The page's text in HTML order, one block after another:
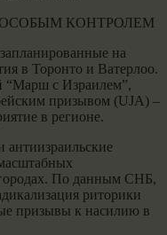
КОНТРОЛЕМ
на
в Торонто и Ватерлоо.
“Марш с Израилем”,
призывом (UJA) –
в регионе.
антиизраильские
По данным СНБ,
риторики
призывы к насилию в